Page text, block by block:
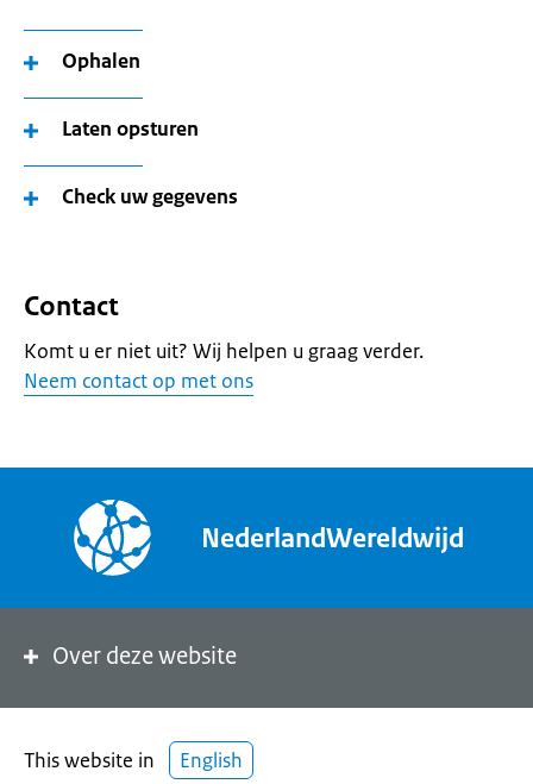
Ophalen
Laten opsturen
Check uw gegevens
Contact
Komt u er niet uit? Wij helpen u graag verder.
Neem contact op met ons
NederlandWereldwijd
Over deze website
This website in English